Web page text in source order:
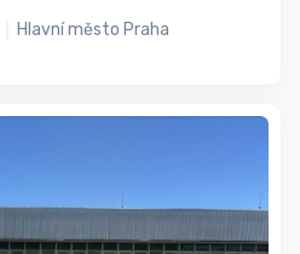
Hlavní město Praha